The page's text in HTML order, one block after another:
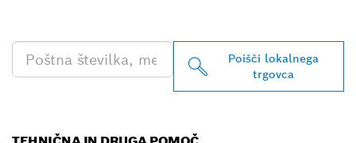
Poišči lokalnega
trgovca